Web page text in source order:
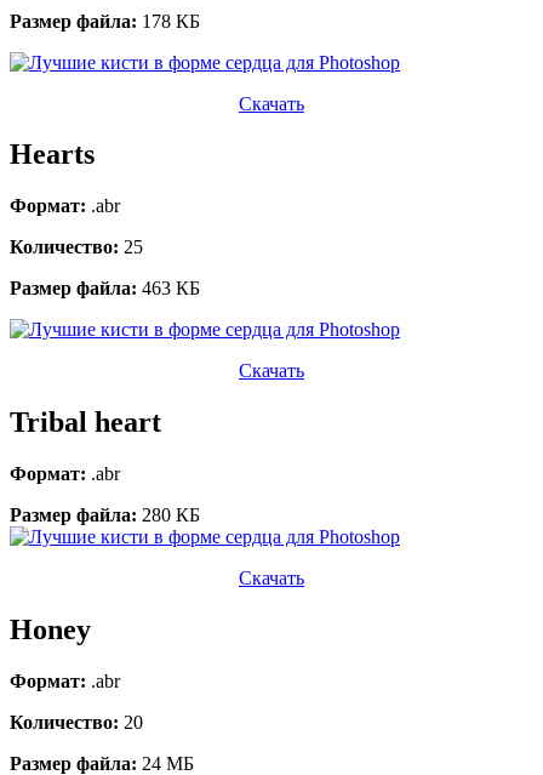
Размер файла: 178 КБ
Скачать
Hearts
Формат: .abr
Количество: 25
Размер файла: 463 КБ
Скачать
Tribal heart
Формат: .abr
Размер файла: 280 КБ
Скачать
Honey
Формат: .abr
Количество: 20
Размер файла: 24 МБ